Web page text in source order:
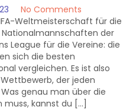
No Comments
Weltmeisterschaft für die
Nationalmannschaften der
League für die Vereine: die
sich die besten
vergleichen. Es ist also
der jeden
genau man über die
muss, kannst du […]